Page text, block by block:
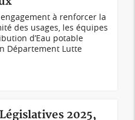
à renforcer la
des usages, les équipes
d’Eau potable
Département Lutte
2025,